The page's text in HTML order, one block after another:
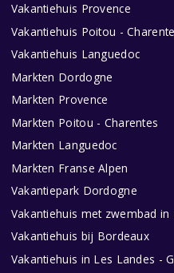
Vakantiehuis Provence
Vakantiehuis Poitou -
Vakantiehuis Languedoc
Markten Dordogne
Markten Provence
Markten Poitou - Charentes
Markten Languedoc
Markten Franse Alpen
Vakantiepark Dordogne
Vakantiehuis met zwembad in
Vakantiehuis bij Bordeaux
Vakantiehuis in Les Landes -